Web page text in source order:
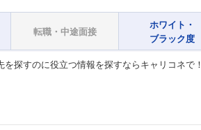
転職・中途面接
ホワイト・
ブラック度
探すのに役立つ情報を探すならキャリコネで！